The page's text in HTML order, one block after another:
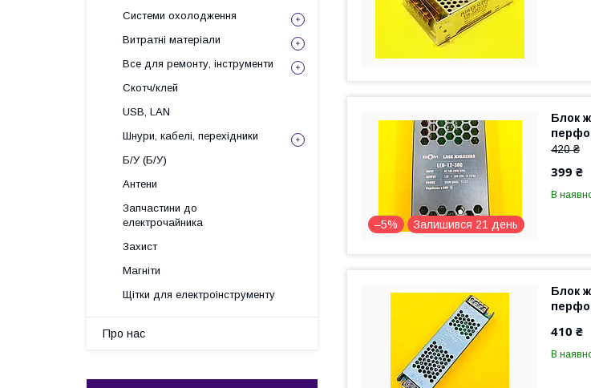
–5% Залишився 21 день
Блок
420 ₴
399 ₴
В
Блок
410 ₴
В
Системи охолодження
Витратні матеріали
Все для ремонту, інструменти
Скотч/клей
USB, LAN
Шнури, кабелі, перехідники
Б/У (Б/У)
Антени
Запчастини до
електрочайника
Захист
Магніти
Щітки для електроінструменту
Про нас